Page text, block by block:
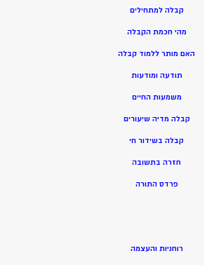
קבלה למתחילים
מהי חכמת הקבלה
האם מותר ללמוד קבלה
תודעה ומודעות
משמעות החיים
קבלה מדיה שיעורים
קבלה בשידור חי
חזרה בתשובה
פרדס התורה
רוחניות והעצמה